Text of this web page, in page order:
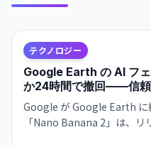
テクノロジー
Google Earth の AI フ
か24時間で撤回——信頼
Google が Google Earth に
「Nano Banana 2」は、